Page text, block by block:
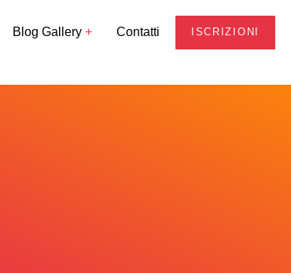
Blog Gallery Contatti ISCRIZIONI